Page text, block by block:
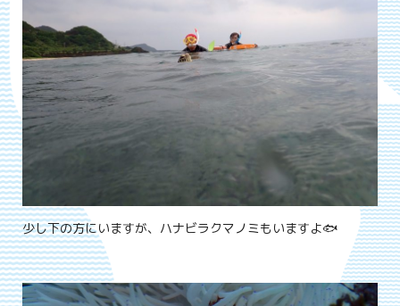
少し下の方にいますが、ハナビラクマノミもいますよ🐟